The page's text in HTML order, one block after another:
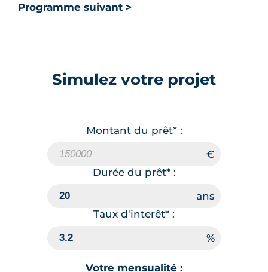
Programme suivant >
Simulez votre projet
Montant du prêt* :
Durée du prêt* :
Taux d'interêt* :
Votre mensualité :